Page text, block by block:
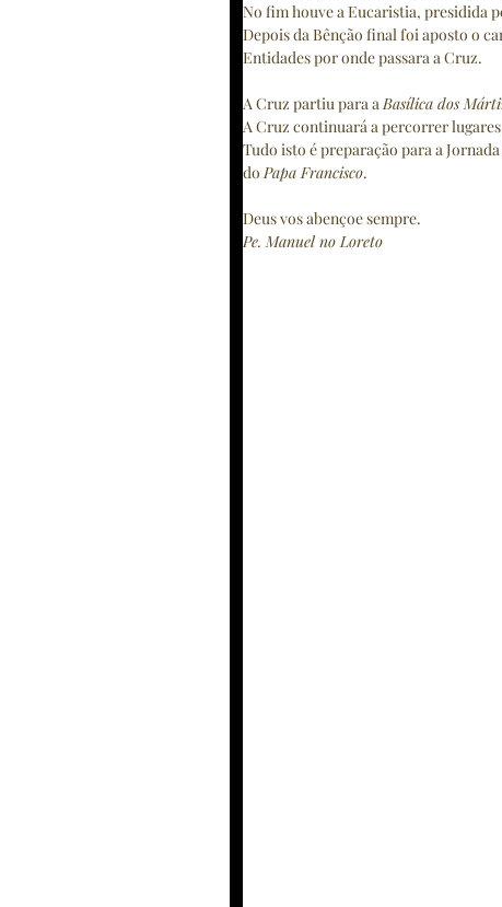
No fim houve a Eucaristia, presidida
Depois da Bênção final foi aposto o
Entidades por onde passara a Cruz.
A Cruz partiu para a Basílica dos
A Cruz continuará a percorrer
Tudo isto é preparação para a
do Papa Francisco.
Deus vos abençoe sempre.
Pe. Manuel no Loreto